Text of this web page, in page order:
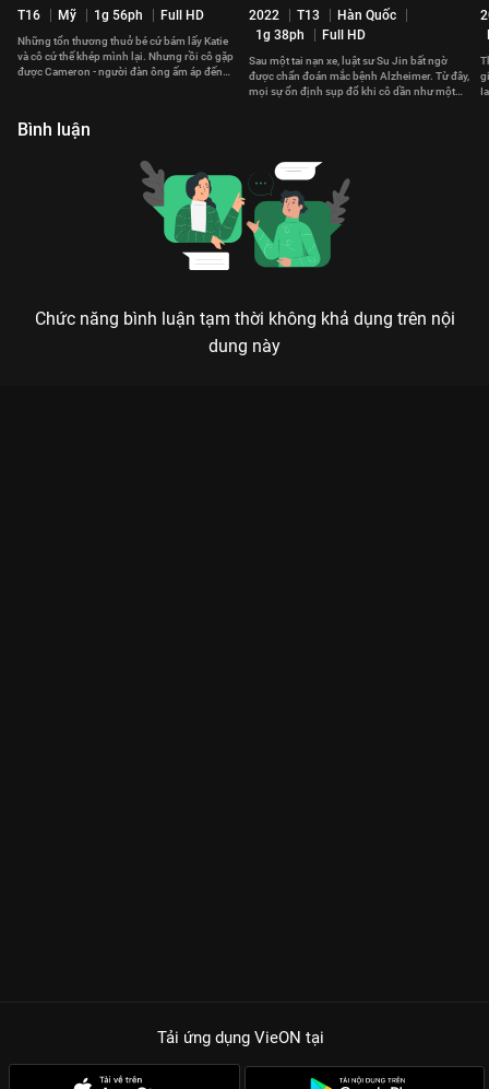
T16 Mỹ 1g 56ph Full HD
Những tổn thương thuở bé cứ bám lấy Katie
và cô cứ thế khép mình lại. Nhưng rồi cô gặp
được Cameron - người đàn ông ấm áp đến
2022 T13
Hàn Quốc
1g 38ph
Full HD
Sau một tai nạn xe, luật sư Su Jin bất ngờ
được chẩn đoán mắc bệnh Alzheimer. Từ đây,
mọi sự ổn định sụp đổ khi cô dần như một
Bình luận
Chức năng bình luận tạm thời không khả dụng trên nội
dung này
Tải ứng dụng VieON tại